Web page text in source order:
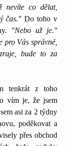
nevíte co dělat,
čas." Do toho v
"Nebo už je."
pro Vás správné,
bude to za
tenkrát z toho
vím je, že jsem
asi za 2 týdny
poděkovat a
přes obchod